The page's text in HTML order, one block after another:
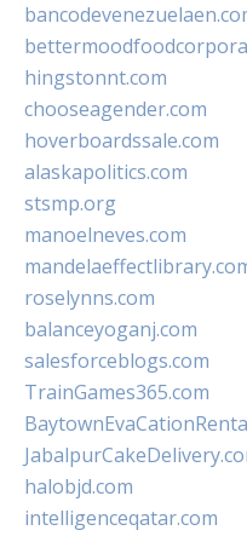
hingstonnt.com
chooseagender.com
hoverboardssale.com
alaskapolitics.com
stsmp.org
manoelneves.com
roselynns.com
balanceyoganj.com
salesforceblogs.com
TrainGames365.com
halobjd.com
intelligenceqatar.com